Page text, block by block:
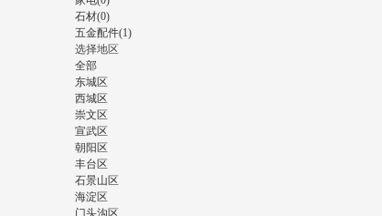
石材(0)
五金配件(1)
选择地区
全部
东城区
西城区
崇文区
宣武区
朝阳区
丰台区
石景山区
海淀区
门头沟区